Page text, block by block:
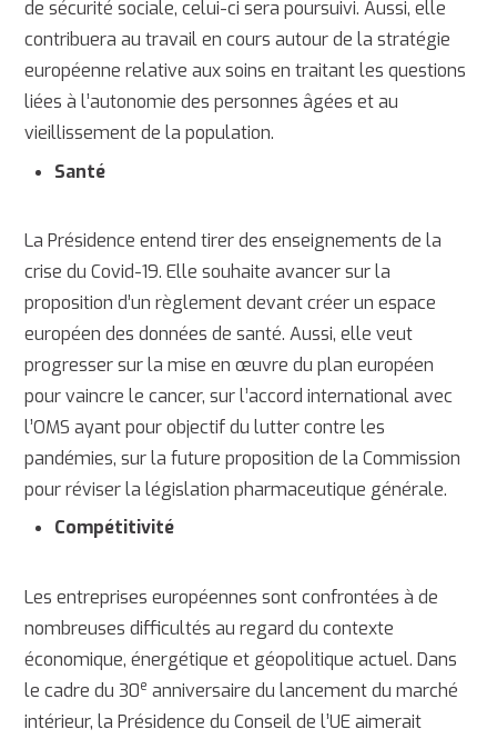
de sécurité sociale, celui-ci sera poursuivi. Aussi, elle
contribuera au travail en cours autour de la stratégie
européenne relative aux soins en traitant les questions
liées à l’autonomie des personnes âgées et au
vieillissement de la population.
Santé
La Présidence entend tirer des enseignements de la
crise du Covid-19. Elle souhaite avancer sur la
proposition d’un règlement devant créer un espace
européen des données de santé. Aussi, elle veut
progresser sur la mise en œuvre du plan européen
pour vaincre le cancer, sur l’accord international avec
l’OMS ayant pour objectif du lutter contre les
pandémies, sur la future proposition de la Commission
pour réviser la législation pharmaceutique générale.
Compétitivité
Les entreprises européennes sont confrontées à de
nombreuses difficultés au regard du contexte
économique, énergétique et géopolitique actuel. Dans
le cadre du 30e anniversaire du lancement du marché
intérieur, la Présidence du Conseil de l’UE aimerait